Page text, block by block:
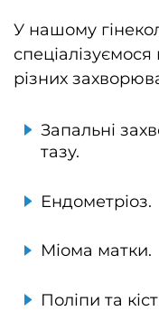
У нашому
спеціалізуємося
різних
Запальні
тазу.
Ендометріоз.
Міома матки.
Поліпи та